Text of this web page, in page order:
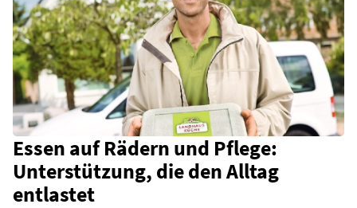
Essen auf Rädern und Pflege:
Unterstützung, die den Alltag
entlastet